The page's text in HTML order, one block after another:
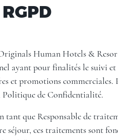
Human Hotels &
ayant pour finalités le suivi
et promotions
Politique de Confidentialité.
tant que Responsable de
séjour, ces traitements sont